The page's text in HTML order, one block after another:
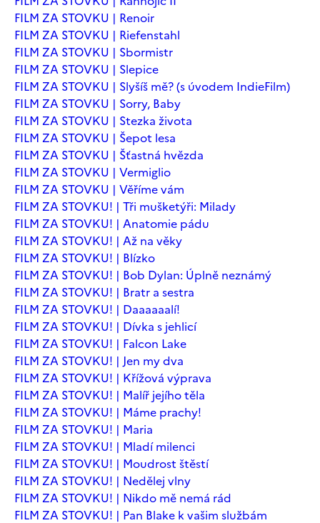
FILM ZA STOVKU | Renoir
FILM ZA STOVKU | Riefenstahl
FILM ZA STOVKU | Sbormistr
FILM ZA STOVKU | Slepice
FILM ZA STOVKU | Slyšíš mě? (s úvodem IndieFilm)
FILM ZA STOVKU | Sorry, Baby
FILM ZA STOVKU | Stezka života
FILM ZA STOVKU | Šepot lesa
FILM ZA STOVKU | Šťastná hvězda
FILM ZA STOVKU | Vermiglio
FILM ZA STOVKU | Věříme vám
FILM ZA STOVKU! | Tři mušketýři: Milady
FILM ZA STOVKU! | Anatomie pádu
FILM ZA STOVKU! | Až na věky
FILM ZA STOVKU! | Blízko
FILM ZA STOVKU! | Bob Dylan: Úplně neznámý
FILM ZA STOVKU! | Bratr a sestra
FILM ZA STOVKU! | Daaaaaalí!
FILM ZA STOVKU! | Dívka s jehlicí
FILM ZA STOVKU! | Falcon Lake
FILM ZA STOVKU! | Jen my dva
FILM ZA STOVKU! | Křížová výprava
FILM ZA STOVKU! | Malíř jejího těla
FILM ZA STOVKU! | Máme prachy!
FILM ZA STOVKU! | Maria
FILM ZA STOVKU! | Mladí milenci
FILM ZA STOVKU! | Moudrost štěstí
FILM ZA STOVKU! | Nedělej vlny
FILM ZA STOVKU! | Nikdo mě nemá rád
FILM ZA STOVKU! | Pan Blake k vašim službám